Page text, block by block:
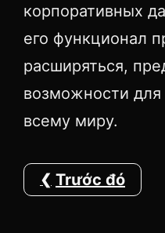
корпоративных
его функционал
расширяться,
возможности для
всему миру.
Trước đó